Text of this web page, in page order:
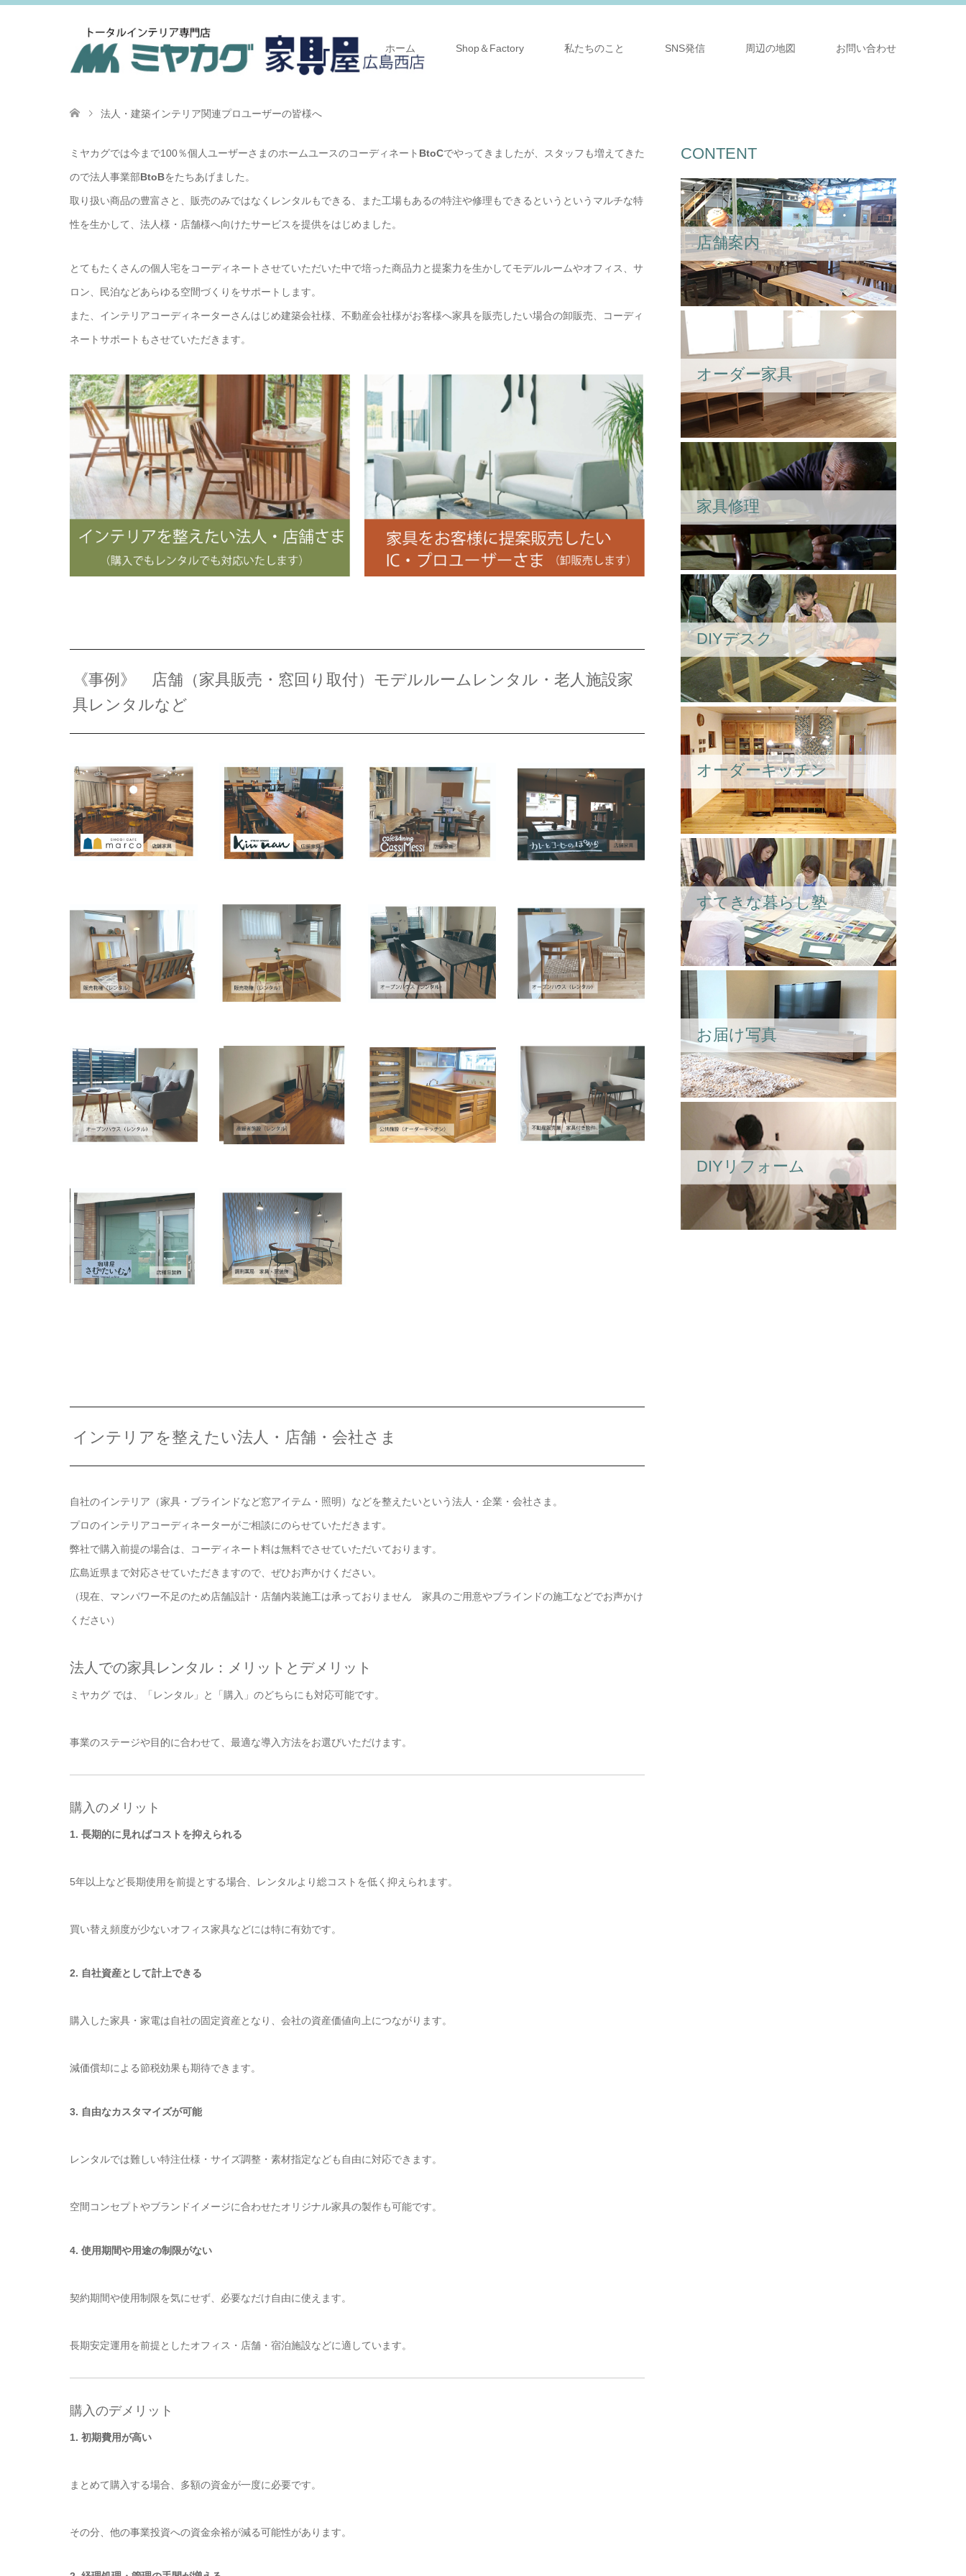
ホーム Shop＆Factory 私たちのこと SNS発信 周辺の地図 お問い合わせ
法人・建築インテリア関連プロユーザーの皆様へ
ミヤカグでは今まで100％個人ユーザーさまのホームユースのコーディネート BtoCでやってきましたが、スタッフも増えてきた
ので法人事業部BtoBをたちあげました。
取り扱い商品の豊富さと、販売のみではなくレンタルもできる、また工場もあるの特注や修理もできるというというマルチな特
性を生かして、法人様・店舗様へ向けたサービスを提供をはじめました。
とてもたくさんの個人宅をコーディネートさせていただいた中で培った商品力と提案力を生かしてモデルルームやオフィス、サ
ロン、民泊などあらゆる空間づくりをサポートします。
また、インテリアコーディネーターさんはじめ建築会社様、不動産会社様がお客様へ家具を販売したい場合の卸販売、コーディ
ネートサポートもさせていただきます。
《事例》 店舗（家具販売・窓回り取付）モデルルームレンタル・老人施設家
具レンタルなど
インテリアを整えたい法人・店舗・会社さま
自社のインテリア（家具・ブラインドなど窓アイテム・照明）などを整えたいという法人・企業・会社さま。
プロのインテリアコーディネーターがご相談にのらせていただきます。
弊社で購入前提の場合は、コーディネート料は無料でさせていただいております。
広島近県まで対応させていただきますので、ぜひお声かけください。
（現在、マンパワー不足のため店舗設計・店舗内装施工は承っておりません 家具のご用意やブラインドの施工などでお声かけ
ください）
法人での家具レンタル：メリットとデメリット
ミヤカグ では、「レンタル」と「購入」のどちらにも対応可能です。
事業のステージや目的に合わせて、最適な導入方法をお選びいただけます。
購入のメリット
1. 長期的に見ればコストを抑えられる
5年以上など長期使用を前提とする場合、レンタルより総コストを低く抑えられます。
買い替え頻度が少ないオフィス家具などには特に有効です。
2. 自社資産として計上できる
購入した家具・家電は自社の固定資産となり、会社の資産価値向上につながります。
減価償却による節税効果も期待できます。
3. 自由なカスタマイズが可能
レンタルでは難しい特注仕様・サイズ調整・素材指定なども自由に対応できます。
空間コンセプトやブランドイメージに合わせたオリジナル家具の製作も可能です。
4. 使用期間や用途の制限がない
契約期間や使用制限を気にせず、必要なだけ自由に使えます。
長期安定運用を前提としたオフィス・店舗・宿泊施設などに適しています。
購入のデメリット
1. 初期費用が高い
まとめて購入する場合、多額の資金が一度に必要です。
その分、他の事業投資への資金余裕が減る可能性があります。
CONTENT
店舗案内
オーダー家具
家具修理
DIYデスク
オーダーキッチン
すてきな暮らし塾
お届け写真
DIYリフォーム